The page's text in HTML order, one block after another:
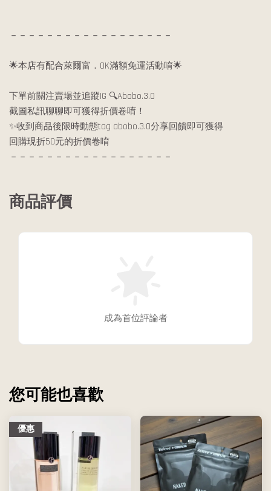
－－－－－－－－－－－－－－－－－－
🌟本店有配合萊爾富．OK滿額免運活動唷🌟
下單前關注賣場並追蹤IG 🔍Abobo.3.0
截圖私訊聊聊即可獲得折價卷唷！
✨收到商品後限時動態tag abobo.3.0分享回饋即可獲得
回購現折50元的折價卷唷
－－－－－－－－－－－－－－－－－－
商品評價
成為首位評論者
您可能也喜歡
優惠